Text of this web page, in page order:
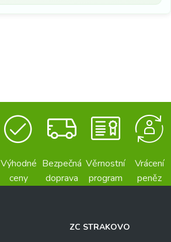
Výhodné
ceny
Bezpečná
doprava
Věrnostní
program
Vrácení
peněz
ZC STRAKOVO